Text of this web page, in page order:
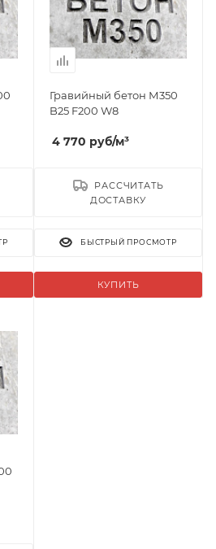
Гравийный бетон М350
B25 F200 W8
4 770 руб/м³
КУПИТЬ
РАССЧИТАТЬ
ДОСТАВКУ
БЫСТРЫЙ ПРОСМОТР